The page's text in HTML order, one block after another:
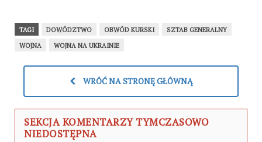
TAGI DOWÓDZTWO OBWÓD KURSKI
SZTAB GENERALNY
WOJNA
WOJNA NA UKRAINIE
WRÓĆ NA STRONĘ GŁÓWNĄ
SEKCJA KOMENTARZY TYMCZASOWO
NIEDOSTĘPNA